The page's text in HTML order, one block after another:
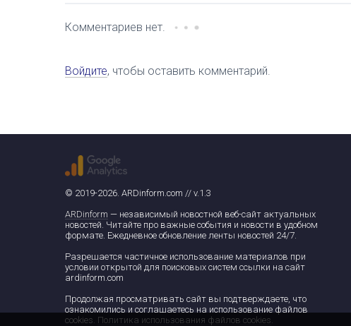
Комментариев нет.
Войдите, чтобы оставить комментарий.
© 2019-2026. ARDinform.com // v.1.3
ARDinform — независимый новостной веб-сайт актуальных
новостей. Читайте про важные события и новости в удобном
формате. Ежедневное обновление ленты новостей 24/7.
Разрешается частичное использование материалов при
условии открытой для поисковых систем ссылки на сайт
ardinform.com
Продолжая просматривать сайт вы подтверждаете, что
ознакомились и соглашаетесь на использование файлов
cookies. Политика использования файлов cookies.